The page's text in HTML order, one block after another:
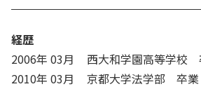
経歴
2006年 03月
西大和学園高等学校
2010年 03月
京都大学法学部 卒業